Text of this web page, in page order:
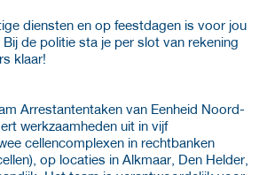
diensten en op feestdagen is voor jou
de politie sta je per slot van rekening
klaar!
Arrestantentaken van Eenheid Noord-
werkzaamheden uit in vijf
cellencomplexen in rechtbanken
op locaties in Alkmaar, Den Helder,